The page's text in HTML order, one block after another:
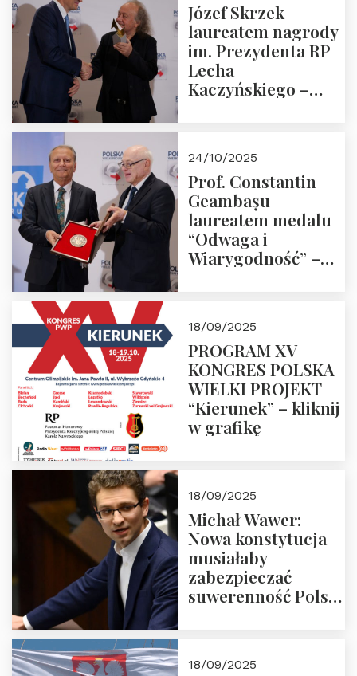
Józef Skrzek
laureatem nagrody
im. Prezydenta RP
Lecha
Kaczyńskiego –
24/10/2025
Prof. Constantin
Geambașu
laureatem medalu
“Odwaga i
Wiarygodność” –
18/09/2025
PROGRAM XV
KONGRES POLSKA
WIELKI PROJEKT
“Kierunek” – kliknij
w grafikę
18/09/2025
Michał Wawer:
Nowa konstytucja
musiałaby
zabezpieczać
suwerenność Polski
18/09/2025